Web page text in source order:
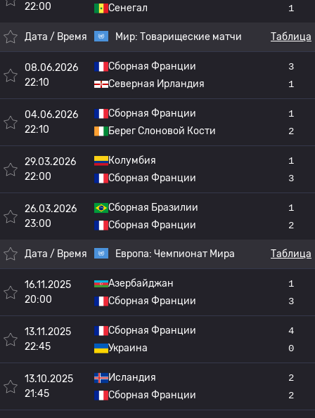
22:00
Сенегал
1
Дата / Время Мир: Товарищеские матчи Таблица
08.06.2026
22:10
Сборная Франции
Северная Ирландия
3
1
04.06.2026
22:10
Сборная Франции
Берег Слоновой Кости
1
2
29.03.2026
22:00
Колумбия
Сборная Франции
1
3
26.03.2026
23:00
Сборная Бразилии
Сборная Франции
1
2
Дата / Время Европа: Чемпионат Мира Таблица
16.11.2025
20:00
Азербайджан
Сборная Франции
1
3
13.11.2025
22:45
Сборная Франции
Украина
4
0
13.10.2025
21:45
Исландия
Сборная Франции
2
2